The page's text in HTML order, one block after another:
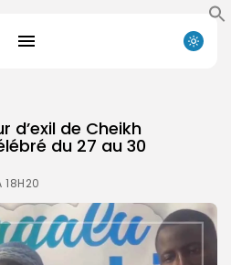
d’exil de Cheikh
du 27 au 30
18H20